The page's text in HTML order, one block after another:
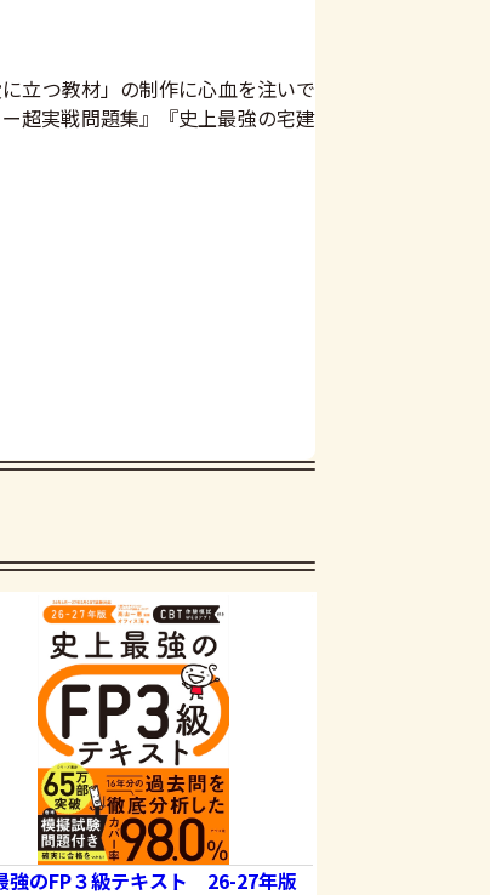
立つ教材」の制作に心血を注いで
超実戦問題集』『史上最強の宅建
強のFP３級テキスト 26-27年版